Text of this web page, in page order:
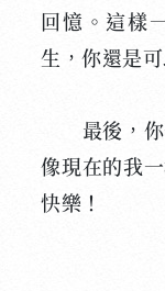
回憶。這樣
生，你還是
最後，你
像現在的我
快樂！